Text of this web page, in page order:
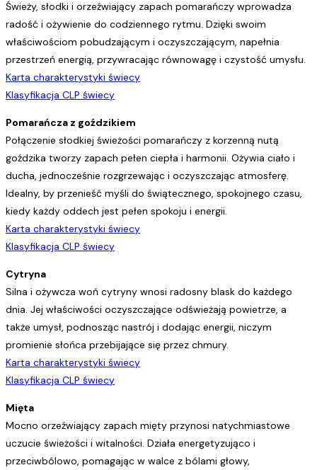
Świeży, słodki i orzeźwiający zapach pomarańczy wprowadza
radość i ożywienie do codziennego rytmu. Dzięki swoim
właściwościom pobudzającym i oczyszczającym, napełnia
przestrzeń energią, przywracając równowagę i czystość umysłu.
Karta charakterystyki świecy
Klasyfikacja CLP świecy
Pomarańcza z goździkiem
Połączenie słodkiej świeżości pomarańczy z korzenną nutą
goździka tworzy zapach pełen ciepła i harmonii. Ożywia ciało i
ducha, jednocześnie rozgrzewając i oczyszczając atmosferę.
Idealny, by przenieść myśli do świątecznego, spokojnego czasu,
kiedy każdy oddech jest pełen spokoju i energii.
Karta charakterystyki świecy
Klasyfikacja CLP świecy
Cytryna
Silna i ożywcza woń cytryny wnosi radosny blask do każdego
dnia. Jej właściwości oczyszczające odświeżają powietrze, a
także umysł, podnosząc nastrój i dodając energii, niczym
promienie słońca przebijające się przez chmury.
Karta charakterystyki świecy
Klasyfikacja CLP świecy
Mięta
Mocno orzeźwiający zapach mięty przynosi natychmiastowe
uczucie świeżości i witalności. Działa energetyzująco i
przeciwbólowo, pomagając w walce z bólami głowy,